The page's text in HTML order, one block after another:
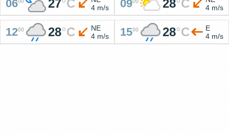
06 27°C
4 m/s
09 28°C
4 m/s
1200 28°C
NE
4 m/s
1500 28°C
E
4 m/s